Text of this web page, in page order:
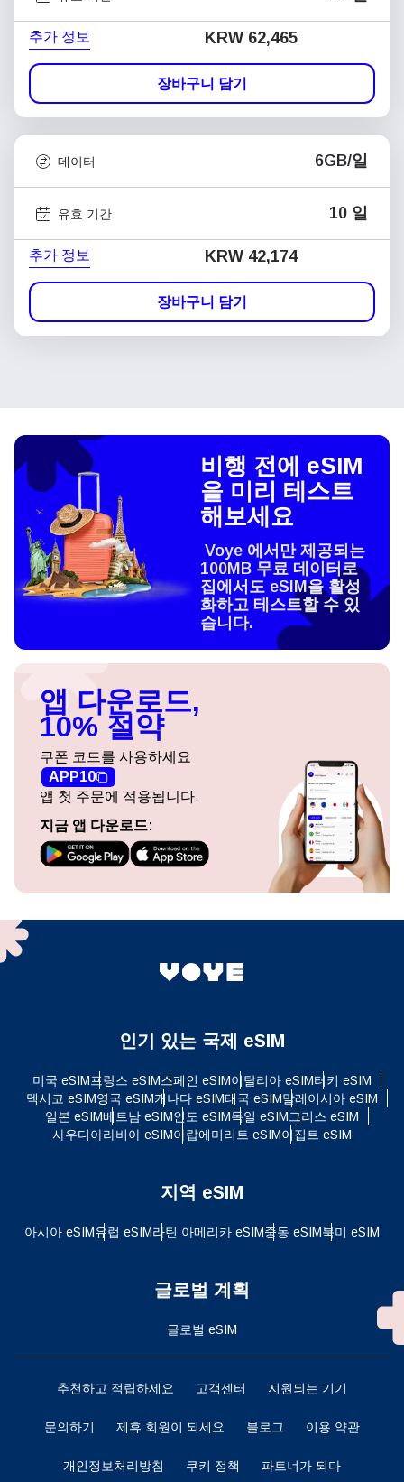
추가 정보 KRW 62,465
장바구니 담기
데이터 6GB/일
유효 기간 10 일
추가 정보 KRW 42,174
장바구니 담기
비행 전에 eSIM
을 미리 테스트
해보세요
Voye 에서만 제공되는
100MB 무료 데이터로
집에서도 eSIM을 활성
화하고 테스트할 수 있
습니다.
앱 다운로드,
10% 절약
쿠폰 코드를 사용하세요
APP10
앱 첫 주문에 적용됩니다.
지금 앱 다운로드:
인기 있는 국제 eSIM
미국 eSIM프랑스 eSIM스페인 eSIM이탈리아 eSIM터키 eSIM
멕시코 eSIM영국 eSIM캐나다 eSIM태국 eSIM말레이시아 eSIM
일본 eSIM베트남 eSIM인도 eSIM독일 eSIM그리스 eSIM
사우디아라비아 eSIM아랍에미리트 eSIM이집트 eSIM
지역 eSIM
아시아 eSIM유럽 ​​eSIM라틴 아메리카 eSIM중동 eSIM북미 eSIM
글로벌 계획
글로벌 eSIM
추천하고 적립하세요 고객센터 지원되는 기기
문의하기 제휴 회원이 되세요 블로그 이용 약관
개인정보처리방침 쿠키 정책 파트너가 되다